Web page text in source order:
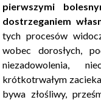
pierwszymi
dostrzeganiem
tych procesów
wobec dorosłych,
niezadowolenia,
krótkotrwałym
bywa złośliwy,